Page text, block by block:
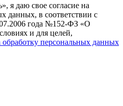
я даю свое согласие на
данных, в соответствии с
года №152-ФЗ «О
и для целей,
обработку персональных данных